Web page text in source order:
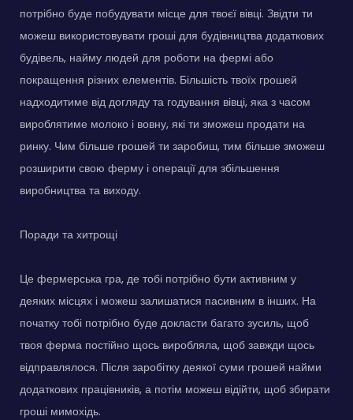
потрібно буде побудувати місце для твоєї вівці. Звідти ти
можеш використовувати гроші для будівництва додаткових
будівель, найму людей для роботи на фермі або
покращення різних елементів. Більшість твоїх грошей
надходитиме від догляду та годування вівці, яка з часом
вироблятиме молоко і вовну, які ти зможеш продати на
ринку. Чим більше грошей ти заробиш, тим більше зможеш
розширити свою ферму і операції для збільшення
виробництва та виходу.
Поради та хитрощі
Це фермерська гра, де тобі потрібно бути активним у
деяких місцях і можеш залишатися пасивним в інших. На
початку тобі потрібно буде докласти багато зусиль, щоб
твоя ферма постійно щось виробляла, щоб завжди щось
відправлялося. Після заробітку деякої суми грошей найми
додаткових працівників, а потім можеш відійти, щоб збирати
гроші мимохідь.